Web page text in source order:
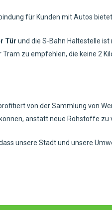
für Kunden mit Autos
Tür und die S-Bahn Haltestelle
zu empfehlen, die keine 2
von der Sammlung von
anstatt neue Rohstoffe zu
unsere Stadt und unsere